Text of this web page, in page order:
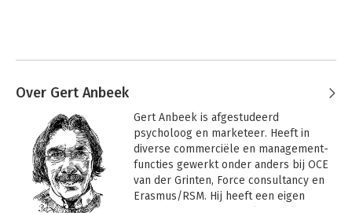
Over Gert Anbeek
Gert Anbeek is afgestudeerd
psycholoog en marketeer. Heeft in
diverse commerciële en management-
functies gewerkt onder anders bij OCE
van der Grinten, Force consultancy en
Erasmus/RSM. Hij heeft een eigen